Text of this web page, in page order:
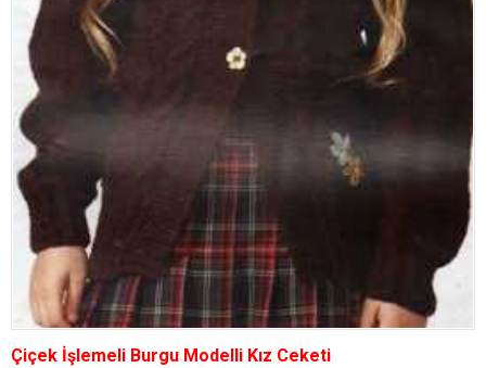
Çiçek İşlemeli Burgu Modelli Kız Ceketi